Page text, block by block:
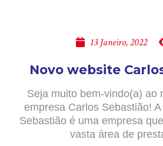
13 Janeiro, 2022
Novo website
Seja muito bem-vindo(a) ao
empresa Carlos Sebastião!
Sebastião é uma empresa
vasta área de